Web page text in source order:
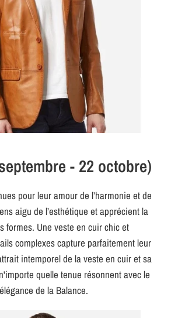
- 22 octobre)
pour leur amour de l’harmonie et de
aigu de l’esthétique et apprécient la
formes. Une veste en cuir chic et
complexes capture parfaitement leur
intemporel de la veste en cuir et sa
quelle tenue résonnent avec le
de la Balance.